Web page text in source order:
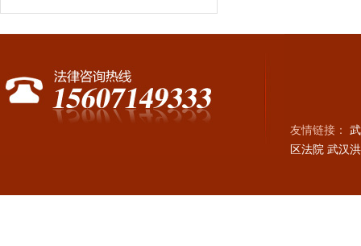
友情链接：
区法院 武汉